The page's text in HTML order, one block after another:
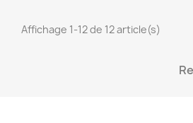
Affichage 1-12 de 12 article(s)